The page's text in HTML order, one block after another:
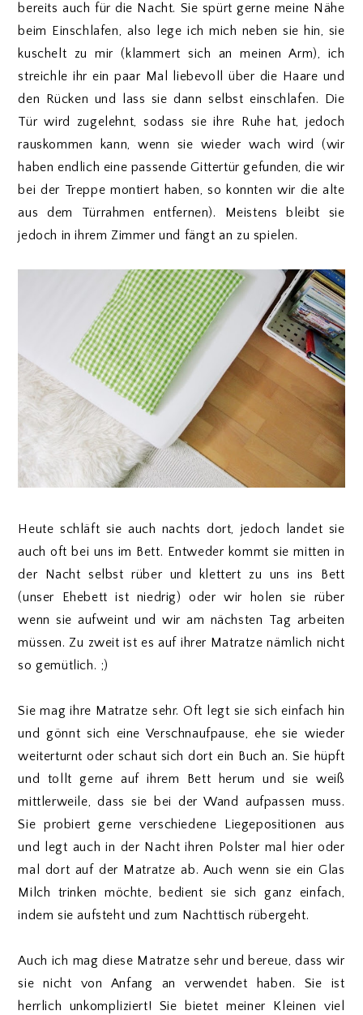
bereits auch für die Nacht. Sie spürt gerne meine Nähe
beim Einschlafen, also lege ich mich neben sie hin, sie
kuschelt zu mir (klammert sich an meinen Arm), ich
streichle ihr ein paar Mal liebevoll über die Haare und
den Rücken und lass sie dann selbst einschlafen. Die
Tür wird zugelehnt, sodass sie ihre Ruhe hat, jedoch
rauskommen kann, wenn sie wieder wach wird (wir
haben endlich eine passende Gittertür gefunden, die wir
bei der Treppe montiert haben, so konnten wir die alte
aus dem Türrahmen entfernen). Meistens bleibt sie
jedoch in ihrem Zimmer und fängt an zu spielen.
Heute schläft sie auch nachts dort, jedoch landet sie
auch oft bei uns im Bett. Entweder kommt sie mitten in
der Nacht selbst rüber und klettert zu uns ins Bett
(unser Ehebett ist niedrig) oder wir holen sie rüber
wenn sie aufweint und wir am nächsten Tag arbeiten
müssen. Zu zweit ist es auf ihrer Matratze nämlich nicht
so gemütlich. ;)
Sie mag ihre Matratze sehr. Oft legt sie sich einfach hin
und gönnt sich eine Verschnaufpause, ehe sie wieder
weiterturnt oder schaut sich dort ein Buch an. Sie hüpft
und tollt gerne auf ihrem Bett herum und sie weiß
mittlerweile, dass sie bei der Wand aufpassen muss.
Sie probiert gerne verschiedene Liegepositionen aus
und legt auch in der Nacht ihren Polster mal hier oder
mal dort auf der Matratze ab. Auch wenn sie ein Glas
Milch trinken möchte, bedient sie sich ganz einfach,
indem sie aufsteht und zum Nachttisch rübergeht.
Auch ich mag diese Matratze sehr und bereue, dass wir
sie nicht von Anfang an verwendet haben. Sie ist
herrlich unkompliziert! Sie bietet meiner Kleinen viel